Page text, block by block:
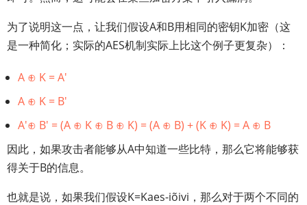
为了说明这一点，让我们假设A和B用相同的密钥K加密（这
是一种简化；实际的AES机制实际上比这个例子更复杂）：
A ⊕ K = A'
A ⊕ K = B'
A'⊕ B' = (A ⊕ K ⊕ B ⊕ K) = (A ⊕ B) + (K ⊕ K) = A ⊕ B
因此，如果攻击者能够从A中知道一些比特，那么它将能够获
得关于B的信息。
也就是说，如果我们假设K=Kaes-iõivi，那么对于两个不同的